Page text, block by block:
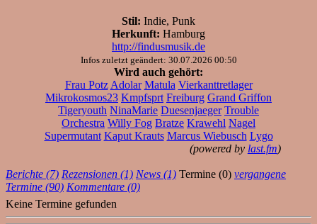
Stil: Indie, Punk
Herkunft: Hamburg
http://findusmusik.de
Infos zuletzt geändert: 30.07.2026 00:50
Wird auch gehört:
Frau Potz Adolar Matula Vierkanttretlager
Mikrokosmos23 Kmpfsprt Freiburg Grand Griffon
Tigeryouth NinaMarie Duesenjaeger Trouble
Orchestra Willy Fog Bratze Krawehl Nagel
Supermutant Kaput Krauts Marcus Wiebusch Lygo
(powered by last.fm)
Berichte (7) Rezensionen (1) News (1) Termine (0) vergangene
Termine (90) Kommentare (0)
Keine Termine gefunden